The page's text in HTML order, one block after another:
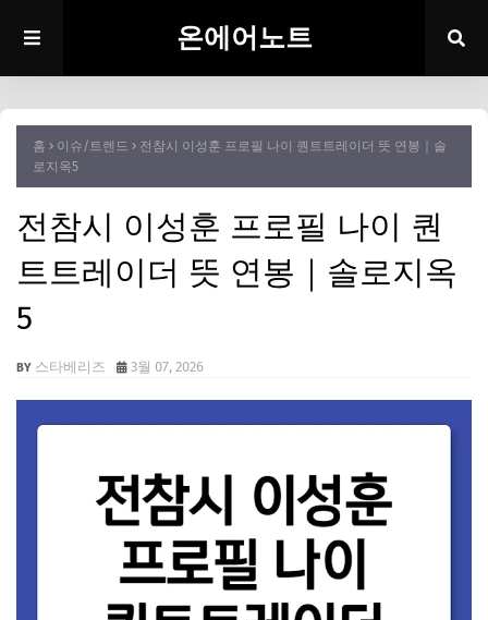
온에어노트
홈 이슈/트렌드
전참시 이성훈 프로필 나이 퀀트트레이더 뜻 연봉｜솔
로지옥5
전참시 이성훈 프로필 나이 퀀
트트레이더 뜻 연봉｜솔로지옥
5
스타베리즈 3월 07, 2026